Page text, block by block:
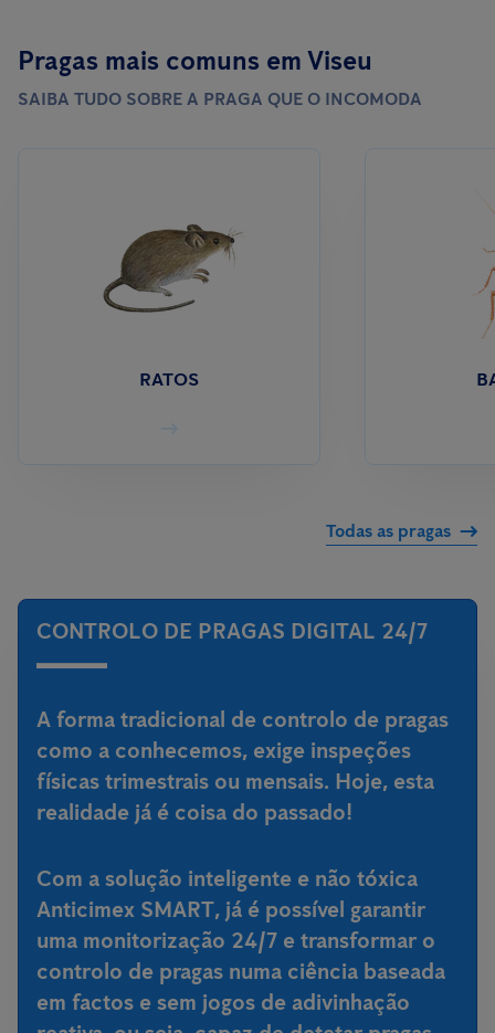
Pragas mais comuns em Viseu
SAIBA TUDO SOBRE A PRAGA QUE O INCOMODA
RATOS
Todas as pragas
CONTROLO DE PRAGAS DIGITAL 24/7
A forma tradicional de controlo de pragas
como a conhecemos, exige inspeções
físicas trimestrais ou mensais. Hoje, esta
realidade já é coisa do passado!
Com a solução inteligente e não tóxica
Anticimex SMART, já é possível garantir
uma monitorização 24/7 e transformar o
controlo de pragas numa ciência baseada
em factos e sem jogos de adivinhação